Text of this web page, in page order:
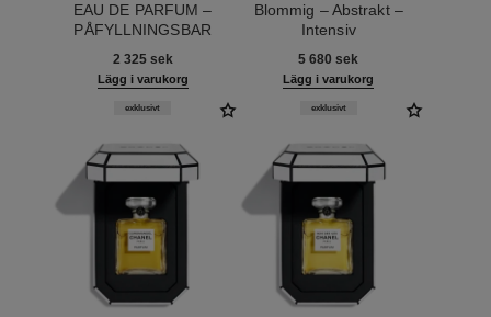
EAU DE PARFUM –
PÅFYLLNINGSBAR
HANDVÄSKSPRAY
Ref. 120600
2 325 sek
Lägg i varukorg
Blommig – Abstrakt –
Intensiv
Ref. 120080
5 680 sek
Lägg i varukorg
exklusivt exklusivt